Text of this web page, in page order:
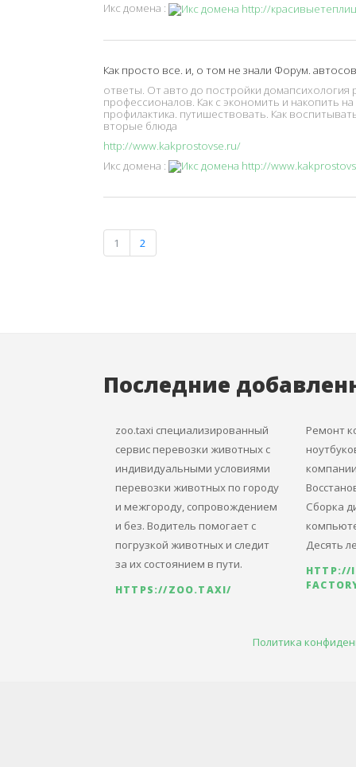
Икс домена :
Как просто все. и, о том не знали Форум.
ответы. От авто до постройки домапсихология
профессионалов. Как с экономить и накопить
профилактика. путишествовать. Как
вторые блюда
http://www.kakprostovse.ru/
Икс домена :
1 2
Последние
zoo.taxi специализированный
сервис перевозки животных с
индивидуальными условиями
перевозки животных по городу
и межгороду, сопровождением
и без. Водитель помогает с
погрузкой животных и следит
за их состоянием в пути.
HTTPS://ZOO.TAXI/
Ремонт
Сборка
Десять
HTTP://
Политика